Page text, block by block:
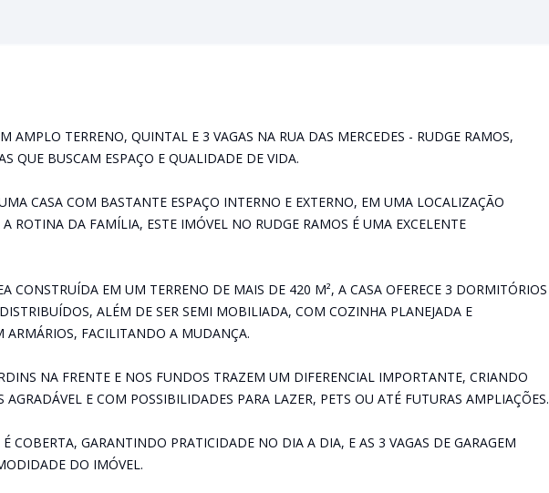
AMPLO TERRENO, QUINTAL E 3 VAGAS NA RUA DAS MERCEDES - RUDGE RAMOS,
QUE BUSCAM ESPAÇO E QUALIDADE DE VIDA.
CASA COM BASTANTE ESPAÇO INTERNO E EXTERNO, EM UMA LOCALIZAÇÃO
A ROTINA DA FAMÍLIA, ESTE IMÓVEL NO RUDGE RAMOS É UMA EXCELENTE
CONSTRUÍDA EM UM TERRENO DE MAIS DE 420 M², A CASA OFERECE 3 DORMITÓRIOS
ALÉM DE SER SEMI MOBILIADA, COM COZINHA PLANEJADA E
ARMÁRIOS, FACILITANDO A MUDANÇA.
NA FRENTE E NOS FUNDOS TRAZEM UM DIFERENCIAL IMPORTANTE, CRIANDO
E COM POSSIBILIDADES PARA LAZER, PETS OU ATÉ FUTURAS AMPLIAÇÕES.
É COBERTA, GARANTINDO PRATICIDADE NO DIA A DIA, E AS 3 VAGAS DE GARAGEM
DO IMÓVEL.